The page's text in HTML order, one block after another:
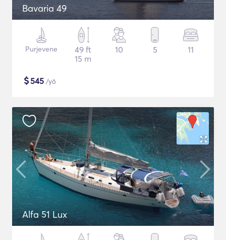
Bavaria 49
Purjevene
49 ft
15 m
10 5 11
$545 /yö
Alfa 51 Lux